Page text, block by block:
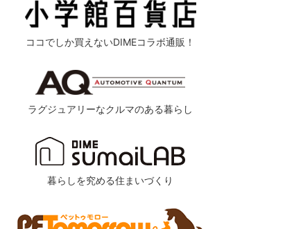
ココでしか買えないDIMEコラボ通販！
ラグジュアリーなクルマのある暮らし
暮らしを究める住まいづくり